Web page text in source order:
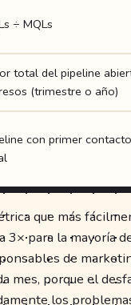
÷ MQLs
total del pipeline
(trimestre o año)
con primer
que más
3× para la mayoría
de
mes, porque el
los